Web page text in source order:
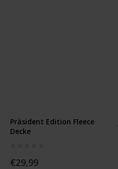
Präsident Edition Fleece
Decke
€29,99